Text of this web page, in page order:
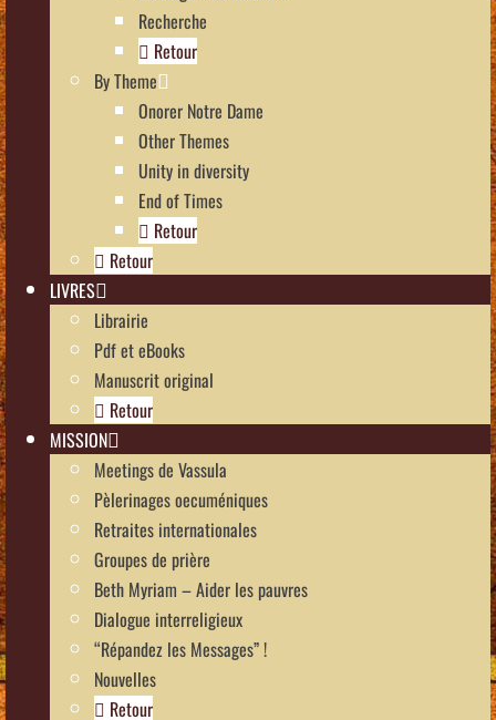
Recherche
Retour
By Theme
Onorer Notre Dame
Other Themes
Unity in diversity
End of Times
Retour
Retour
LIVRES
Librairie
Pdf et eBooks
Manuscrit original
Retour
MISSION
Meetings de Vassula
Pèlerinages oecuméniques
Retraites internationales
Groupes de prière
Beth Myriam – Aider les pauvres
Dialogue interreligieux
“Répandez les Messages” !
Nouvelles
Retour